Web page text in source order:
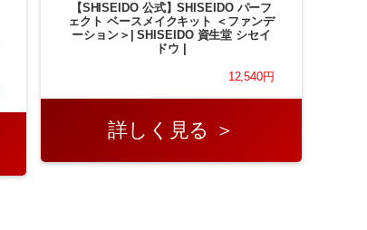
【SHISEIDO 公式】SHISEIDO パーフ
ェクト ベースメイクキット ＜ファンデ
ーション＞| SHISEIDO 資生堂 シセイ
ドウ |
12,540円
詳しく見る ＞